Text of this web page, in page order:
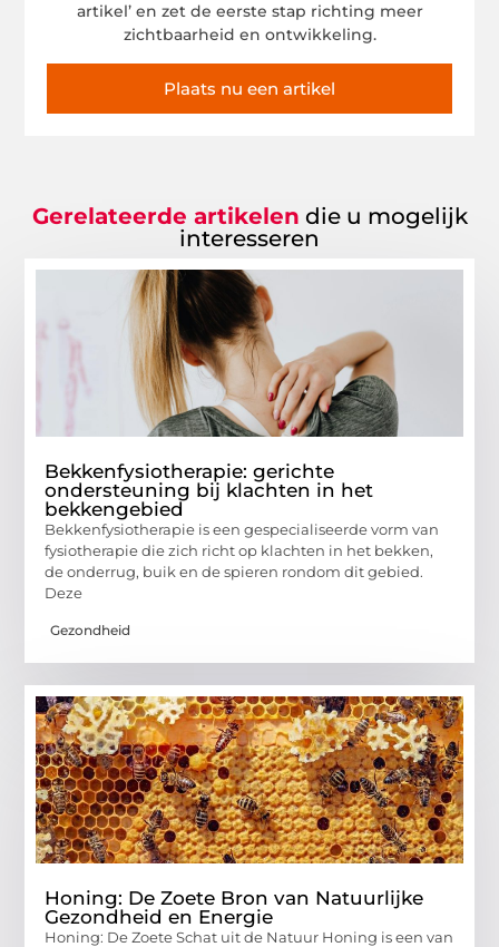
artikel’ en zet de eerste stap richting meer
zichtbaarheid en ontwikkeling.
Plaats nu een artikel
Gerelateerde artikelen die u mogelijk
interesseren
Bekkenfysiotherapie: gerichte
ondersteuning bij klachten in het
bekkengebied
Bekkenfysiotherapie is een gespecialiseerde vorm van
fysiotherapie die zich richt op klachten in het bekken,
de onderrug, buik en de spieren rondom dit gebied.
Deze
Gezondheid
Honing: De Zoete Bron van Natuurlijke
Gezondheid en Energie
Honing: De Zoete Schat uit de Natuur Honing is een van